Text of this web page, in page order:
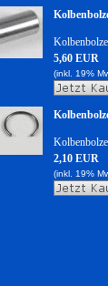
5,60 EUR
(inkl. 19%
2,10 EUR
(inkl. 19%